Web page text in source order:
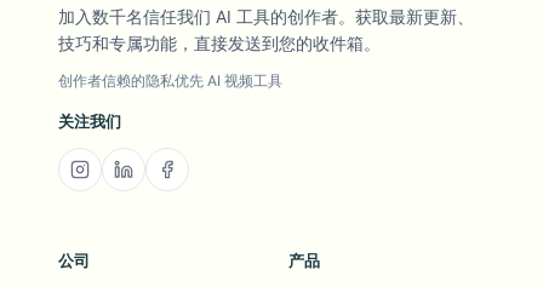
加入数千名信任我们 AI 工具的创作者。获取最新更新、
技巧和专属功能，直接发送到您的收件箱。
创作者信赖的隐私优先 AI 视频工具
关注我们
公司 产品